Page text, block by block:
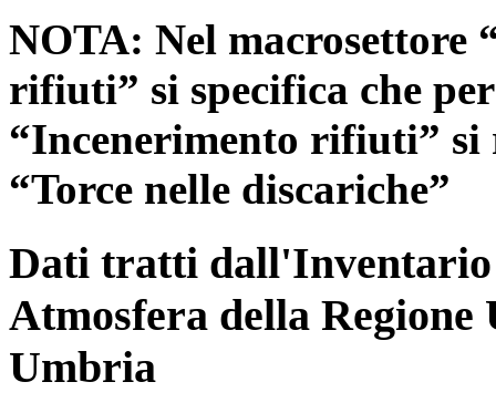
NOTA: Nel macrosettore
rifiuti” si specifica che
“Incenerimento rifiuti”
“Torce nelle discariche”
Dati tratti dall'Inventario
Atmosfera della
Umbria